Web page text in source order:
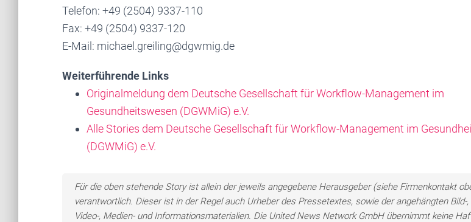
Telefon: +49 (2504) 9337-110
Fax: +49 (2504) 9337-120
E-Mail: michael.greiling@dgwmig.de
Weiterführende Links
Originalmeldung dem Deutsche Gesellschaft für Workflow-Management im
Gesundheitswesen (DGWMiG) e.V.
Alle Stories dem Deutsche Gesellschaft für Workflow-Management im
(DGWMiG) e.V.
Für die oben stehende Story ist allein der jeweils angegebene Herausgeber (siehe Firmenkontakt
verantwortlich. Dieser ist in der Regel auch Urheber des Pressetextes, sowie der angehängten Bild-,
Video-, Medien- und Informationsmaterialien. Die United News Network GmbH übernimmt keine